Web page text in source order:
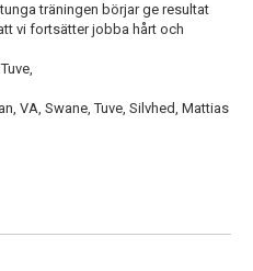
träningen börjar ge resultat
vi fortsätter jobba hårt och
VA, Swane, Tuve, Silvhed, Mattias